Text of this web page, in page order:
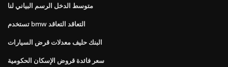
متوسط ​​الدخل الرسم البياني لنا
تستخدم bmw التعاقد التعاقد
البنك حليف معدلات قرض السيارات
سعر فائدة قروض الإسكان الحكومية